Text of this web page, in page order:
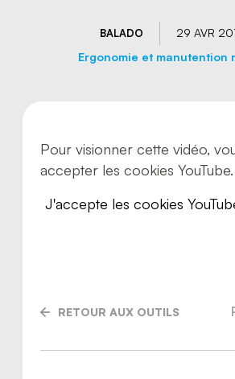
BALADO
29 AVR
Ergonomie et manutention
Pour visionner cette vidéo,
accepter les cookies YouTube.
J'accepte les cookies
RETOUR AUX OUTILS